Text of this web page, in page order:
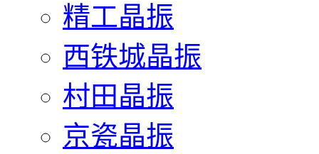
精工晶振
西铁城晶振
村田晶振
京瓷晶振